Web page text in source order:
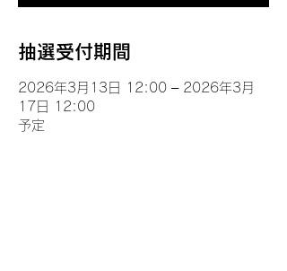
抽選受付期間
2026年3月13日 12:00 – 2026年3月
17日 12:00
予定